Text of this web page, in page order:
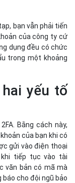
Bằng cách này,
của bạn khi có
gửi vào điện thoại
tiếp tục vào tài
văn bản có mã mà
báo cho đội ngũ bảo
một cuộc tấn công
chức.
động